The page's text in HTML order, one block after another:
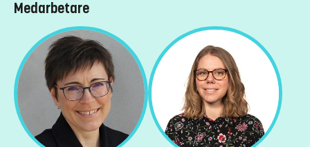
Medarbetare